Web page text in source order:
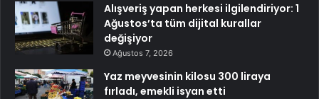
Alışveriş yapan herkesi ilgilendiriyor: 1
Ağustos’ta tüm dijital kurallar
değişiyor
Ağustos 7, 2026
Yaz meyvesinin kilosu 300 liraya
fırladı, emekli isyan etti